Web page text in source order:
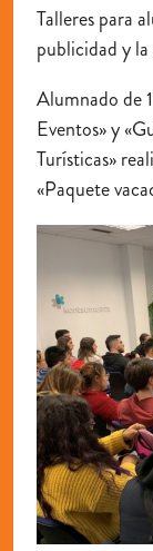
Talleres para
publicidad y
Alumnado de
Eventos» y
Turísticas»
«Paquete